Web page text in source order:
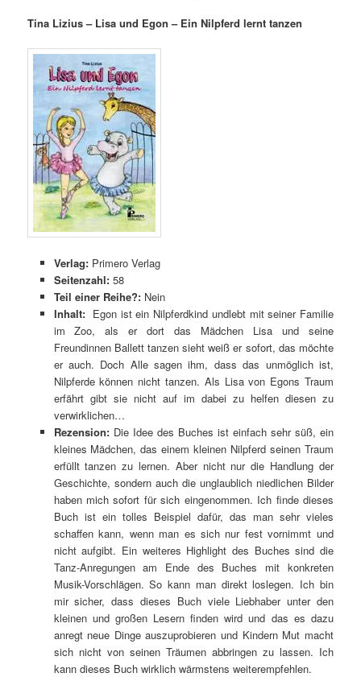
Tina Lizius – Lisa und Egon – Ein Nilpferd lernt tanzen
Verlag: Primero Verlag
Seitenzahl:58
Teil einer Reihe?: Nein
Inhalt: Egon ist ein Nilpferdkind undlebt mit seiner Familie
im Zoo, als er dort das Mädchen Lisa und seine
Freundinnen Ballett tanzen sieht weiß er sofort, das möchte
er auch. Doch Alle sagen ihm, dass das unmöglich ist,
Nilpferde können nicht tanzen. Als Lisa von Egons Traum
erfährt gibt sie nicht auf im dabei zu helfen diesen zu
verwirklichen…
Rezension: Die Idee des Buches ist einfach sehr süß, ein
kleines Mädchen, das einem kleinen Nilpferd seinen Traum
erfüllt tanzen zu lernen. Aber nicht nur die Handlung der
Geschichte, sondern auch die unglaublich niedlichen Bilder
haben mich sofort für sich eingenommen. Ich finde dieses
Buch ist ein tolles Beispiel dafür, das man sehr vieles
schaffen kann, wenn man es sich nur fest vornimmt und
nicht aufgibt. Ein weiteres Highlight des Buches sind die
Tanz-Anregungen am Ende des Buches mit konkreten
Musik-Vorschlägen. So kann man direkt loslegen. Ich bin
mir sicher, dass dieses Buch viele Liebhaber unter den
kleinen und großen Lesern finden wird und das es dazu
anregt neue Dinge auszuprobieren und Kindern Mut macht
sich nicht von seinen Träumen abbringen zu lassen. Ich
kann dieses Buch wirklich wärmstens weiterempfehlen.